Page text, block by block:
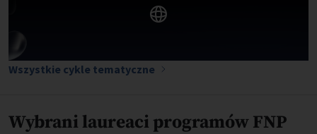
Wszystkie cykle tematyczne
Wybrani laureaci programów FNP